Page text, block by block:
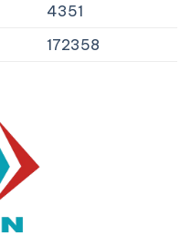
4351
172358